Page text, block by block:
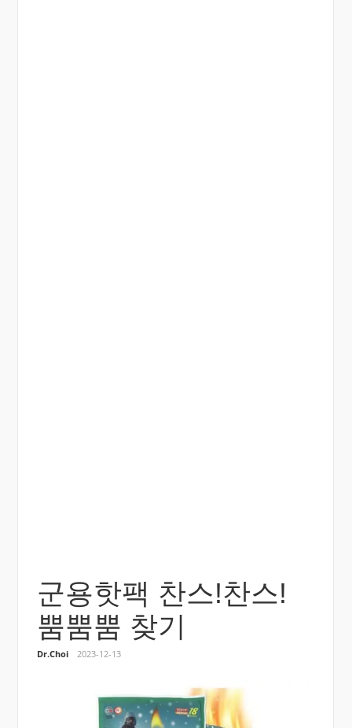
군용핫팩 찬스!찬스!
뿜뿜뿜 찾기
Dr.Choi 2023-12-13